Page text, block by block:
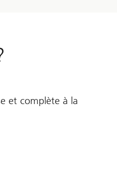
et complète à la